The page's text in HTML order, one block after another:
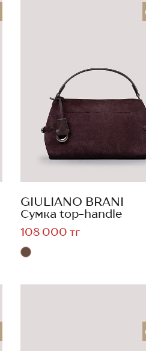
GIULIANO BRANI
Сумка top-handle
108 000 тг